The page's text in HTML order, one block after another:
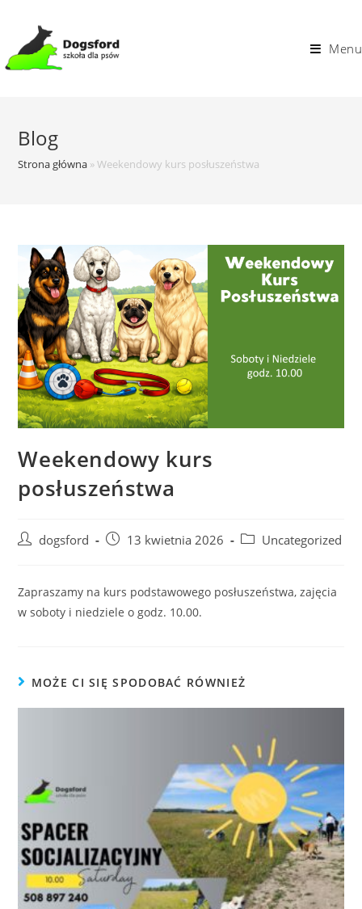
content
Menu
Blog
Strona główna »Weekendowy kurs posłuszeństwa
Weekendowy kurs
posłuszeństwa
Postdogsford
Post13 kwietnia 2026
PostUncategorized
Zapraszamy na kurs podstawowego posłuszeństwa, zajęcia
w soboty i niedziele o godz. 10.00.
MOŻE CI SIĘ SPODOBAĆ RÓWNIEŻ